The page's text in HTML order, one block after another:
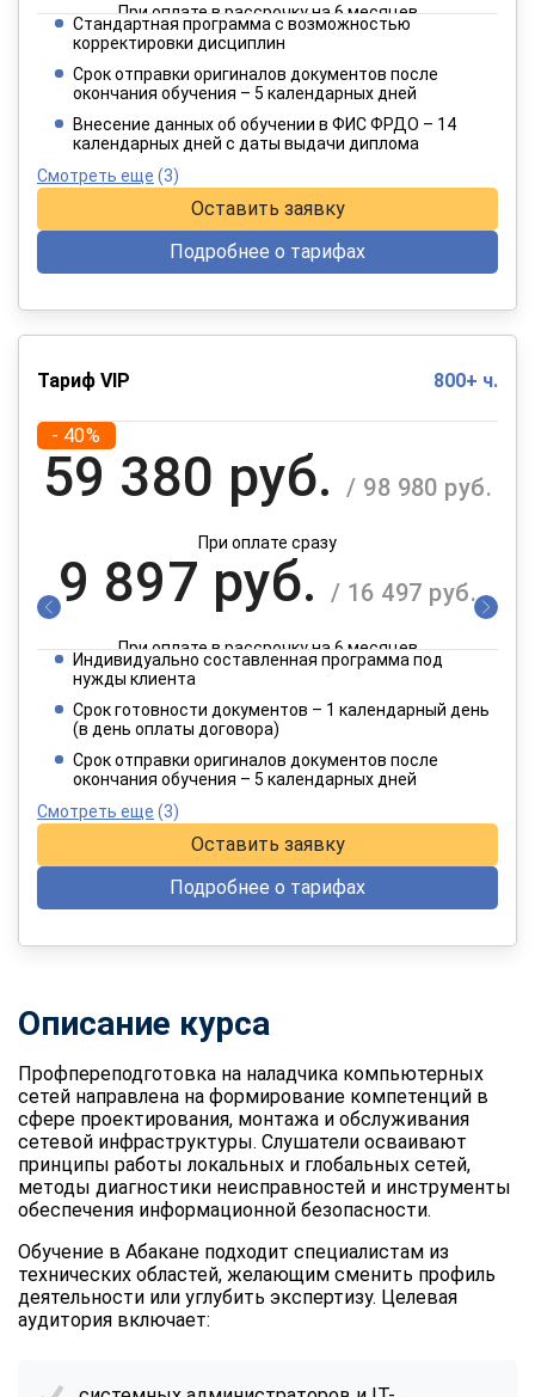
При оплате в рассрочку на 6 месяцев
3 849 руб.
При оплате в рассрочку на 12 месяцев
Стандартная программа с возможностью
корректировки дисциплин
Срок отправки оригиналов документов после
окончания обучения – 5 календарных дней
Внесение данных об обучении в ФИС ФРДО – 14
календарных дней с даты выдачи диплома
Смотреть еще (3)
Оставить заявку
Подробнее о тарифах
Тариф VIP 800+ ч.
- 40%
59 380 руб. / 98 980 руб.
При оплате сразу
9 897 руб. / 16 497 руб.
При оплате в рассрочку на 6 месяцев
4 949 руб. / 8 249 руб.
При оплате в рассрочку на 12 месяцев
Индивидуально составленная программа под
нужды клиента
Срок готовности документов – 1 календарный день
(в день оплаты договора)
Срок отправки оригиналов документов после
окончания обучения – 5 календарных дней
Смотреть еще (3)
Оставить заявку
Подробнее о тарифах
Описание курса
Профпереподготовка на наладчика компьютерных
сетей направлена на формирование компетенций в
сфере проектирования, монтажа и обслуживания
сетевой инфраструктуры. Слушатели осваивают
принципы работы локальных и глобальных сетей,
методы диагностики неисправностей и инструменты
обеспечения информационной безопасности.
Обучение в Абакане подходит специалистам из
технических областей, желающим сменить профиль
деятельности или углубить экспертизу. Целевая
аудитория включает: